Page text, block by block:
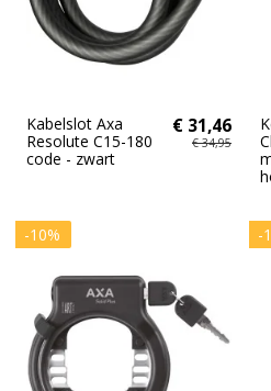
Kabelslot Axa
Resolute C15-180
code - zwart
€ 31,46
€ 34,95
-10% -